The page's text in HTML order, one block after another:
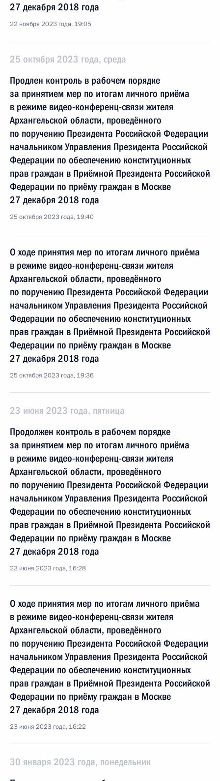
27 декабря 2018 года
22 ноября 2023 года, 19:05
25 октября 2023 года, среда
Продлен контроль в рабочем порядке
за принятием мер по итогам личного приёма
в режиме видео-конференц-связи жителя
Архангельской области, проведённого
по поручению Президента Российской Федерации
начальником Управления Президента Российской
Федерации по обеспечению конституционных
прав граждан в Приёмной Президента Российской
Федерации по приёму граждан в Москве
27 декабря 2018 года
25 октября 2023 года, 19:40
О ходе принятия мер по итогам личного приёма
в режиме видео-конференц-связи жителя
Архангельской области, проведённого
по поручению Президента Российской Федерации
начальником Управления Президента Российской
Федерации по обеспечению конституционных
прав граждан в Приёмной Президента Российской
Федерации по приёму граждан в Москве
27 декабря 2018 года
25 октября 2023 года, 19:36
23 июня 2023 года, пятница
Продолжен контроль в рабочем порядке
за принятием мер по итогам личного приёма
в режиме видео-конференц-связи жителя
Архангельской области, проведённого
по поручению Президента Российской Федерации
начальником Управления Президента Российской
Федерации по обеспечению конституционных
прав граждан в Приёмной Президента Российской
Федерации по приёму граждан в Москве
27 декабря 2018 года
23 июня 2023 года, 16:28
О ходе принятия мер по итогам личного приёма
в режиме видео-конференц-связи жителя
Архангельской области, проведённого
по поручению Президента Российской Федерации
начальником Управления Президента Российской
Федерации по обеспечению конституционных
прав граждан в Приёмной Президента Российской
Федерации по приёму граждан в Москве
27 декабря 2018 года
23 июня 2023 года, 16:22
30 января 2023 года, понедельник